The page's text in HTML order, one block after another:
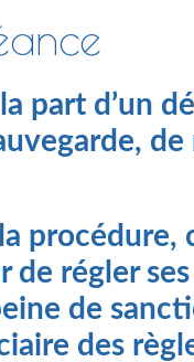
part d’un
procédure,
de régler
de
des